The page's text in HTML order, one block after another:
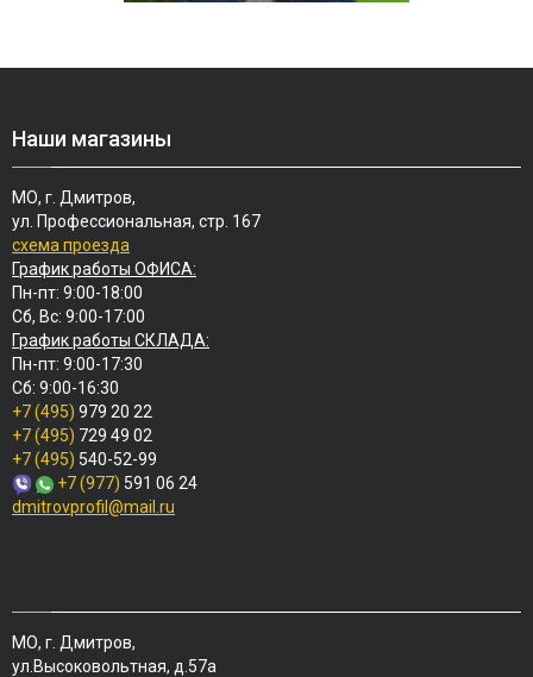
Наши магазины
МО, г. Дмитров,
ул. Профессиональная, стр. 167
схема проезда
График работы ОФИСА:
Пн-пт: 9:00-18:00
Сб, Вс: 9:00-17:00
График работы СКЛАДА:
Пн-пт: 9:00-17:30
Сб: 9:00-16:30
+7 (495) 979 20 22
+7 (495) 729 49 02
+7 (495) 540-52-99
+7 (977) 591 06 24
dmitrovprofil@mail.ru
МО, г. Дмитров,
ул.Высоковольтная, д.57а